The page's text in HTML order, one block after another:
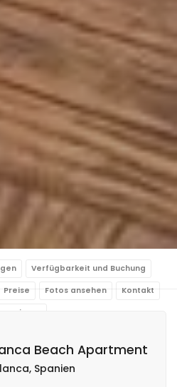
Verfügbarkeit und Buchung
Preise Fotos ansehen Kontakt
Beach Apartment
Spanien